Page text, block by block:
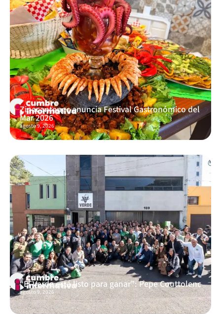
Zinacantepec anuncia Festival Gastronómico del
Mar 2026
agosto 9, 2026
“El Verde está listo para ganar”: Pepe Couttolenc
agosto 9, 2026